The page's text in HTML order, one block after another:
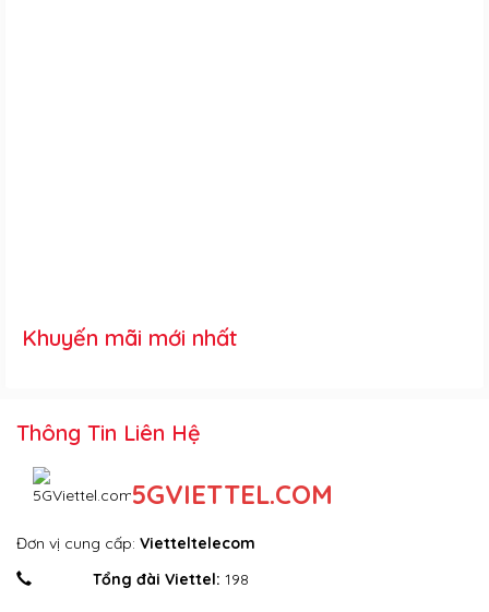
Khuyến mãi mới nhất
Thông Tin Liên Hệ
5GVIETTEL.COM
Đơn vị cung cấp: Vietteltelecom
Tổng đài Viettel: 198